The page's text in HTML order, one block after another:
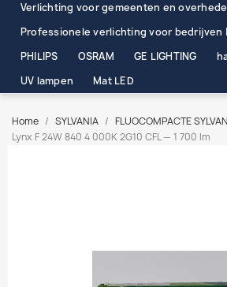
Verlichting voor gemeenten en
Professionele verlichting voor bedrijven
PHILIPS
OSRAM GE LIGHTING
UV lampen
Mat LED
Home SYLVANIA FLUOCOMPACTE
Lynx F 24W 840 4 000K 2G10 CFL — 1 700 lm